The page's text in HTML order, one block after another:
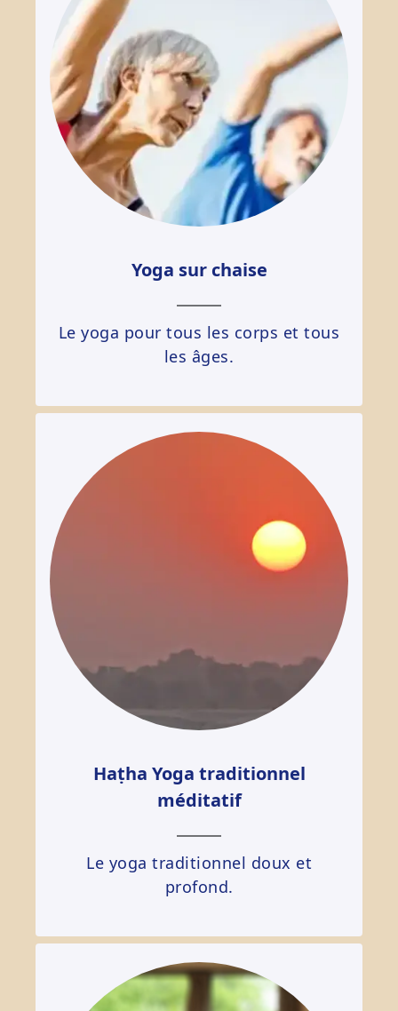
Yoga sur chaise
Le yoga pour tous les corps et tous
les âges.
Haṭha Yoga traditionnel
méditatif
Le yoga traditionnel doux et
profond.